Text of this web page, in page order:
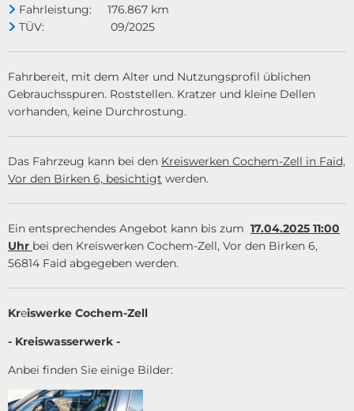
Fahrleistung: 176.867 km
TÜV: 09/2025
Fahrbereit, mit dem Alter und Nutzungsprofil üblichen
Gebrauchsspuren. Roststellen. Kratzer und kleine Dellen
vorhanden, keine Durchrostung.
Das Fahrzeug kann bei den Kreiswerken Cochem-Zell in Faid,
Vor den Birken 6, besichtigt werden.
Ein entsprechendes Angebot kann bis zum 17.04.2025 11:00
Uhr bei den Kreiswerken Cochem-Zell, Vor den Birken 6,
56814 Faid abgegeben werden.
Kreiswerke Cochem-Zell
- Kreiswasserwerk -
Anbei finden Sie einige Bilder: